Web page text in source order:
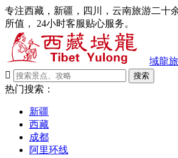
专注西藏，新疆，四川，云南旅游二十
所值， 24小时客服贴心服务。
域龍

搜索
热门搜索：
新疆
西藏
成都
阿里环线